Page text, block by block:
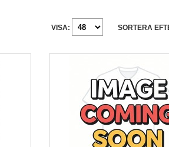
SORTERA
VISA: